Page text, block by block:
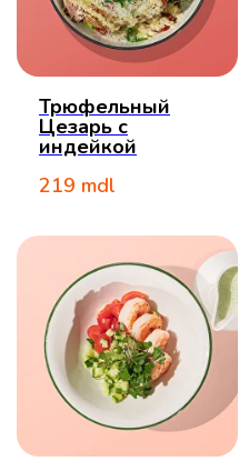
Трюфельный
Цезарь с
индейкой
219 mdl